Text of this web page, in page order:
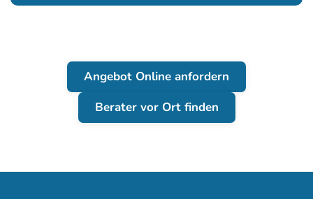
Angebot Online anfordern
Berater vor Ort finden